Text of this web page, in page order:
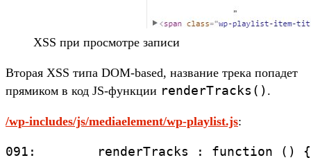
XSS при просмотре записи
Вторая XSS типа DOM-based, название трека попадет
прямиком в код JS-функции renderTracks() .
/wp-includes/js/mediaelement/wp-playlist.js:
091:        renderTracks : function () {